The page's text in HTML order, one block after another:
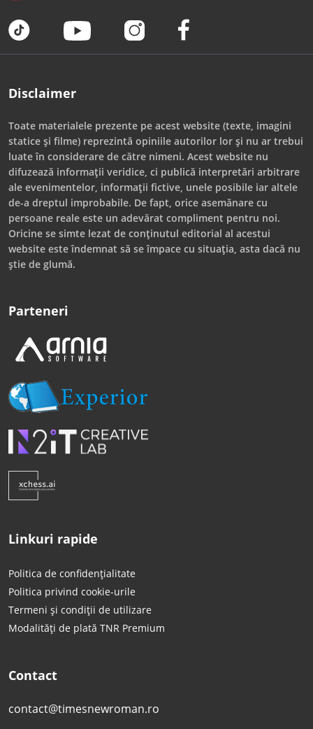
Disclaimer
Toate materialele prezente pe acest website (texte, imagini
statice și filme) reprezintă opiniile autorilor lor și nu ar trebui
luate în considerare de către nimeni. Acest website nu
difuzează informații veridice, ci publică interpretări arbitrare
ale evenimentelor, informații fictive, unele posibile iar altele
de-a dreptul improbabile. De fapt, orice asemănare cu
persoane reale este un adevărat compliment pentru noi.
Oricine se simte lezat de conținutul editorial al acestui
website este îndemnat să se împace cu situația, asta dacă nu
știe de glumă.
Parteneri
Linkuri rapide
Politica de confidențialitate
Politica privind cookie-urile
Termeni și condiții de utilizare
Modalități de plată TNR Premium
Contact
contact@timesnewroman.ro